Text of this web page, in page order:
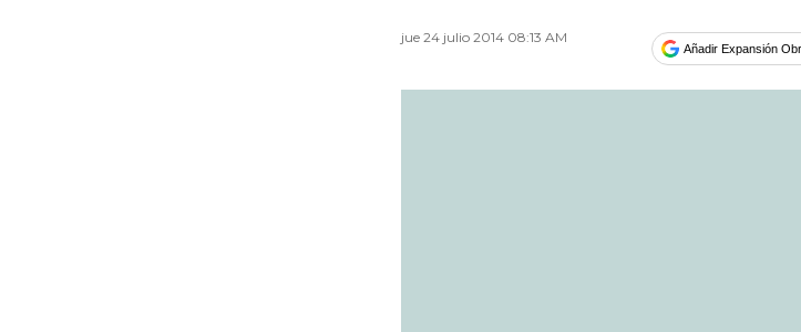
jue 24 julio 2014 08:13 AM
Añadir Expansión